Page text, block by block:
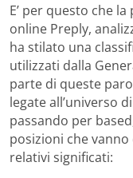
E’ per questo che
online Preply,
ha stilato una
utilizzati dalla
parte di queste
legate all’universo
passando per
posizioni che vanno
relativi significati: